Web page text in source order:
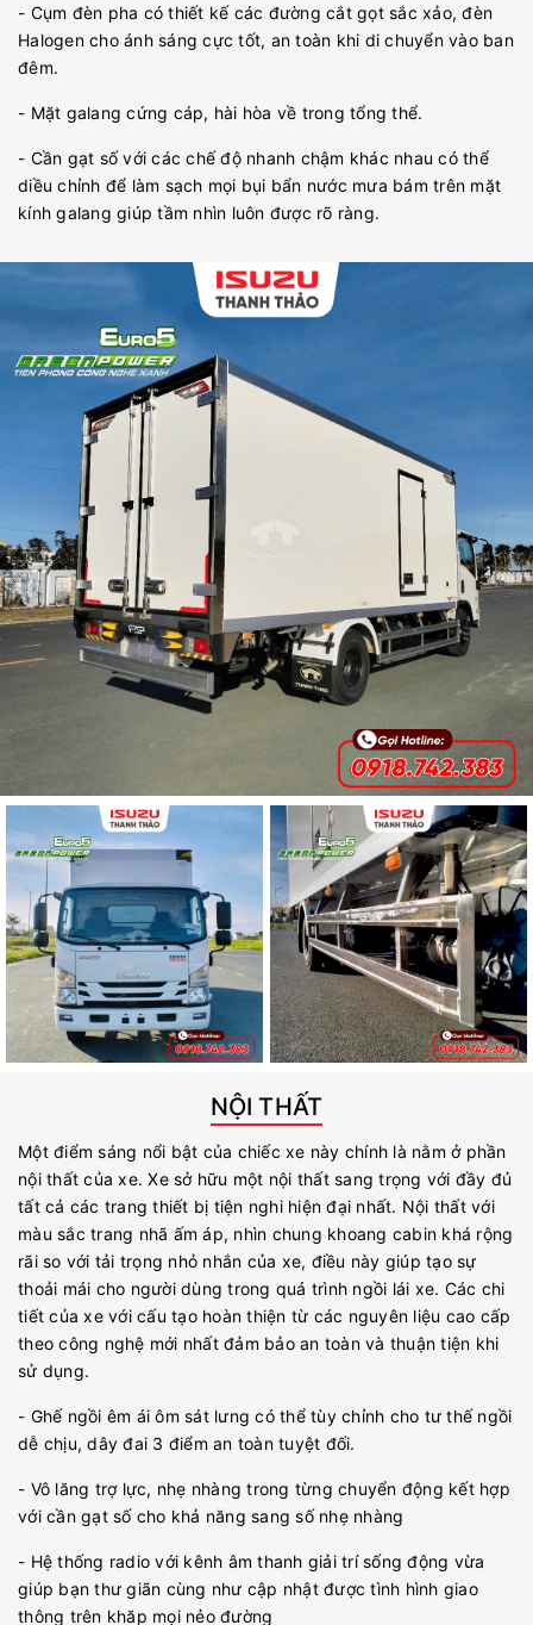
- Cụm đèn pha có thiết kế các đường cắt gọt sắc xảo, đèn
Halogen cho ánh sáng cực tốt, an toàn khi di chuyển vào ban
đêm.
- Mặt galang cứng cáp, hài hòa về trong tổng thể.
- Cần gạt số với các chế độ nhanh chậm khác nhau có thể
diều chỉnh để làm sạch mọi bụi bẩn nước mưa bám trên mặt
kính galang giúp tầm nhìn luôn được rõ ràng.
NỘI THẤT
Một điểm sáng nổi bật của chiếc xe này chính là nằm ở phần
nội thất của xe. Xe sở hữu một nội thất sang trọng với đầy đủ
tất cả các trang thiết bị tiện nghi hiện đại nhất. Nội thất với
màu sắc trang nhã ấm áp, nhìn chung khoang cabin khá rộng
rãi so với tải trọng nhỏ nhắn của xe, điều này giúp tạo sự
thoải mái cho người dùng trong quá trình ngồi lái xe. Các chi
tiết của xe với cấu tạo hoàn thiện từ các nguyên liệu cao cấp
theo công nghệ mới nhất đảm bảo an toàn và thuận tiện khi
sử dụng.
- Ghế ngồi êm ái ôm sát lưng có thể tùy chỉnh cho tư thế ngồi
dễ chịu, dây đai 3 điểm an toàn tuyệt đối.
- Vô lăng trợ lực, nhẹ nhàng trong từng chuyển động kết hợp
với cần gạt số cho khả năng sang số nhẹ nhàng
- Hệ thống radio với kênh âm thanh giải trí sống động vừa
giúp bạn thư giãn cùng như cập nhật được tình hình giao
thông trên khăp mọi nẻo đường